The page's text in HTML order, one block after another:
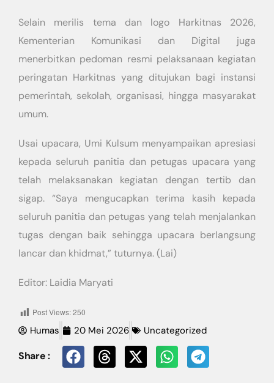
Selain merilis tema dan logo Harkitnas 2026,
Kementerian Komunikasi dan Digital juga
menerbitkan pedoman resmi pelaksanaan kegiatan
peringatan Harkitnas yang ditujukan bagi instansi
pemerintah, sekolah, organisasi, hingga masyarakat
umum.
Usai upacara, Umi Kulsum menyampaikan apresiasi
kepada seluruh panitia dan petugas upacara yang
telah melaksanakan kegiatan dengan tertib dan
sigap. “Saya mengucapkan terima kasih kepada
seluruh panitia dan petugas yang telah menjalankan
tugas dengan baik sehingga upacara berlangsung
lancar dan khidmat,” tuturnya. (Lai)
Editor: Laidia Maryati
Post Views:250
Humas 20 Mei 2026 Uncategorized
Share :